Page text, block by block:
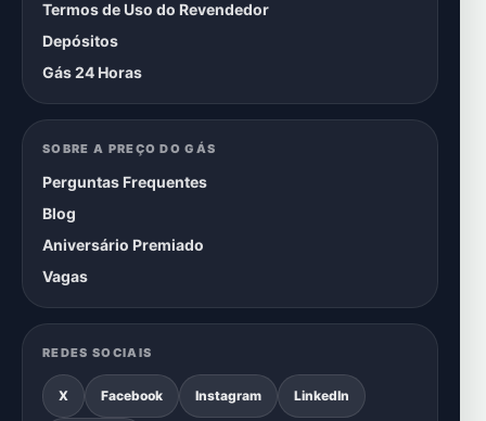
Termos de Uso do Revendedor
Depósitos
Gás 24 Horas
SOBRE A PREÇO DO GÁS
Perguntas Frequentes
Blog
Aniversário Premiado
Vagas
REDES SOCIAIS
X Facebook Instagram LinkedIn